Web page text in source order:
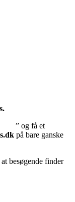
” og få et
på bare ganske
besøgende finder